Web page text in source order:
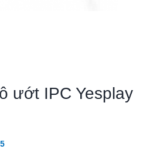
ướt IPC Yesplay